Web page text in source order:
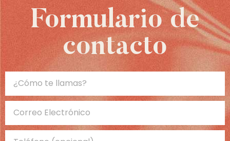
Formulario de
contacto